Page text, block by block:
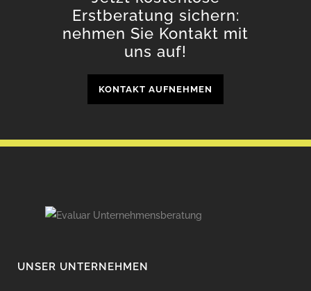
Erstberatung sichern:
nehmen Sie Kontakt mit
uns auf!
KONTAKT AUFNEHMEN
UNSER UNTERNEHMEN